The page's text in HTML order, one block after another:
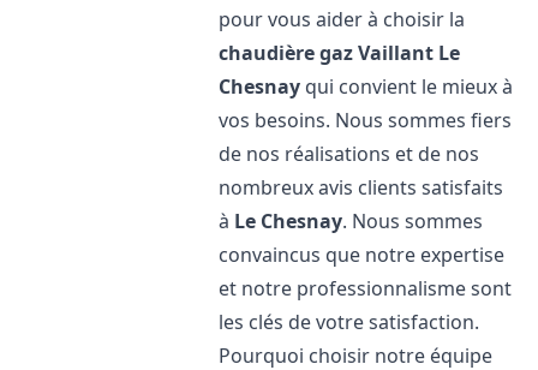
pour vous aider à choisir la
chaudière gaz Vaillant Le
Chesnay qui convient le mieux à
vos besoins. Nous sommes fiers
de nos réalisations et de nos
nombreux avis clients satisfaits
à Le Chesnay. Nous sommes
convaincus que notre expertise
et notre professionnalisme sont
les clés de votre satisfaction.
Pourquoi choisir notre équipe